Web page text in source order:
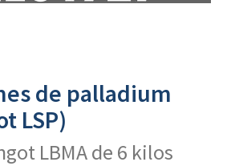
de palladium
LSP)
LBMA de 6 kilos